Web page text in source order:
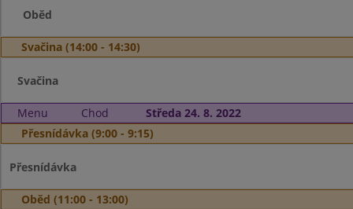
Oběd
Svačina (14:00 - 14:30)
Svačina
Menu Chod
Středa 24. 8. 2022
Přesnídávka (9:00 - 9:15)
Přesnídávka
Oběd (11:00 - 13:00)